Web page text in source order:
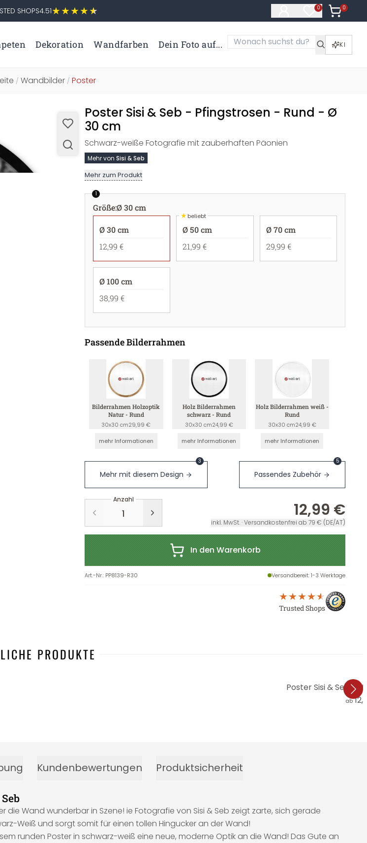
SHOPS4.51 0
Artikel im
0
Artikel
Dekoration Wandfarben Dein Foto auf... KI
/ Wandbilder/ Poster
Poster Sisi & Seb - Pfingstrosen - Rund - Ø
30 cm
Schwarz-weiße Fotografie mit zauberhaften Päonien
Mehr von Sisi & Seb
Mehr zum Produkt
1
Größe:Ø 30 cm
Ø 30 cm
12,99 €
★beliebt
Ø 50 cm
21,99 €
Ø 70 cm
29,99 €
Ø 100 cm
38,99 €
Passende Bilderrahmen
Bilderrahmen Holzoptik
Natur - Rund
30x30 cm29,99 €
mehr Informationen
Holz Bilderrahmen
schwarz - Rund
30x30 cm24,99 €
mehr Informationen
Holz Bilderrahmen weiß -
Rund
30x30 cm24,99 €
mehr Informationen
Mehr mit diesem Design
3
Passendes Zubehör
5
Anzahl
12,99 €
inkl. MwSt. · Versandkostenfrei ab 79 € (DE/AT)
In den Warenkorb
Art.-Nr.: PP8139-R30 Versandbereit: 1-3 Werktage
Trusted Shops
PRODUKTE
Poster Sisi & Seb -
ab
Kundenbewertungen Produktsicherheit
Wand wunderbar in Szene! ie Fotografie von Sisi & Seb zeigt zarte, sich gerade
Weiß und sorgt somit für einen tollen Hingucker an der Wand!
runden Poster in schwarz-weiß eine neue, moderne Optik an die Wand! Das Gute an